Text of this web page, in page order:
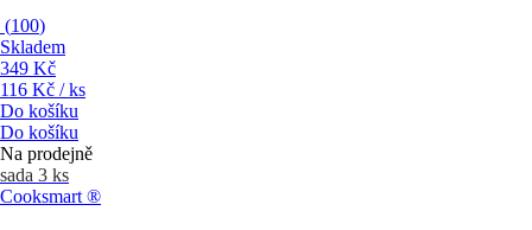
(100)
Skladem
349 Kč
116 Kč / ks
Do košíku
Do košíku
Na prodejně
sada 3 ks
Cooksmart ®